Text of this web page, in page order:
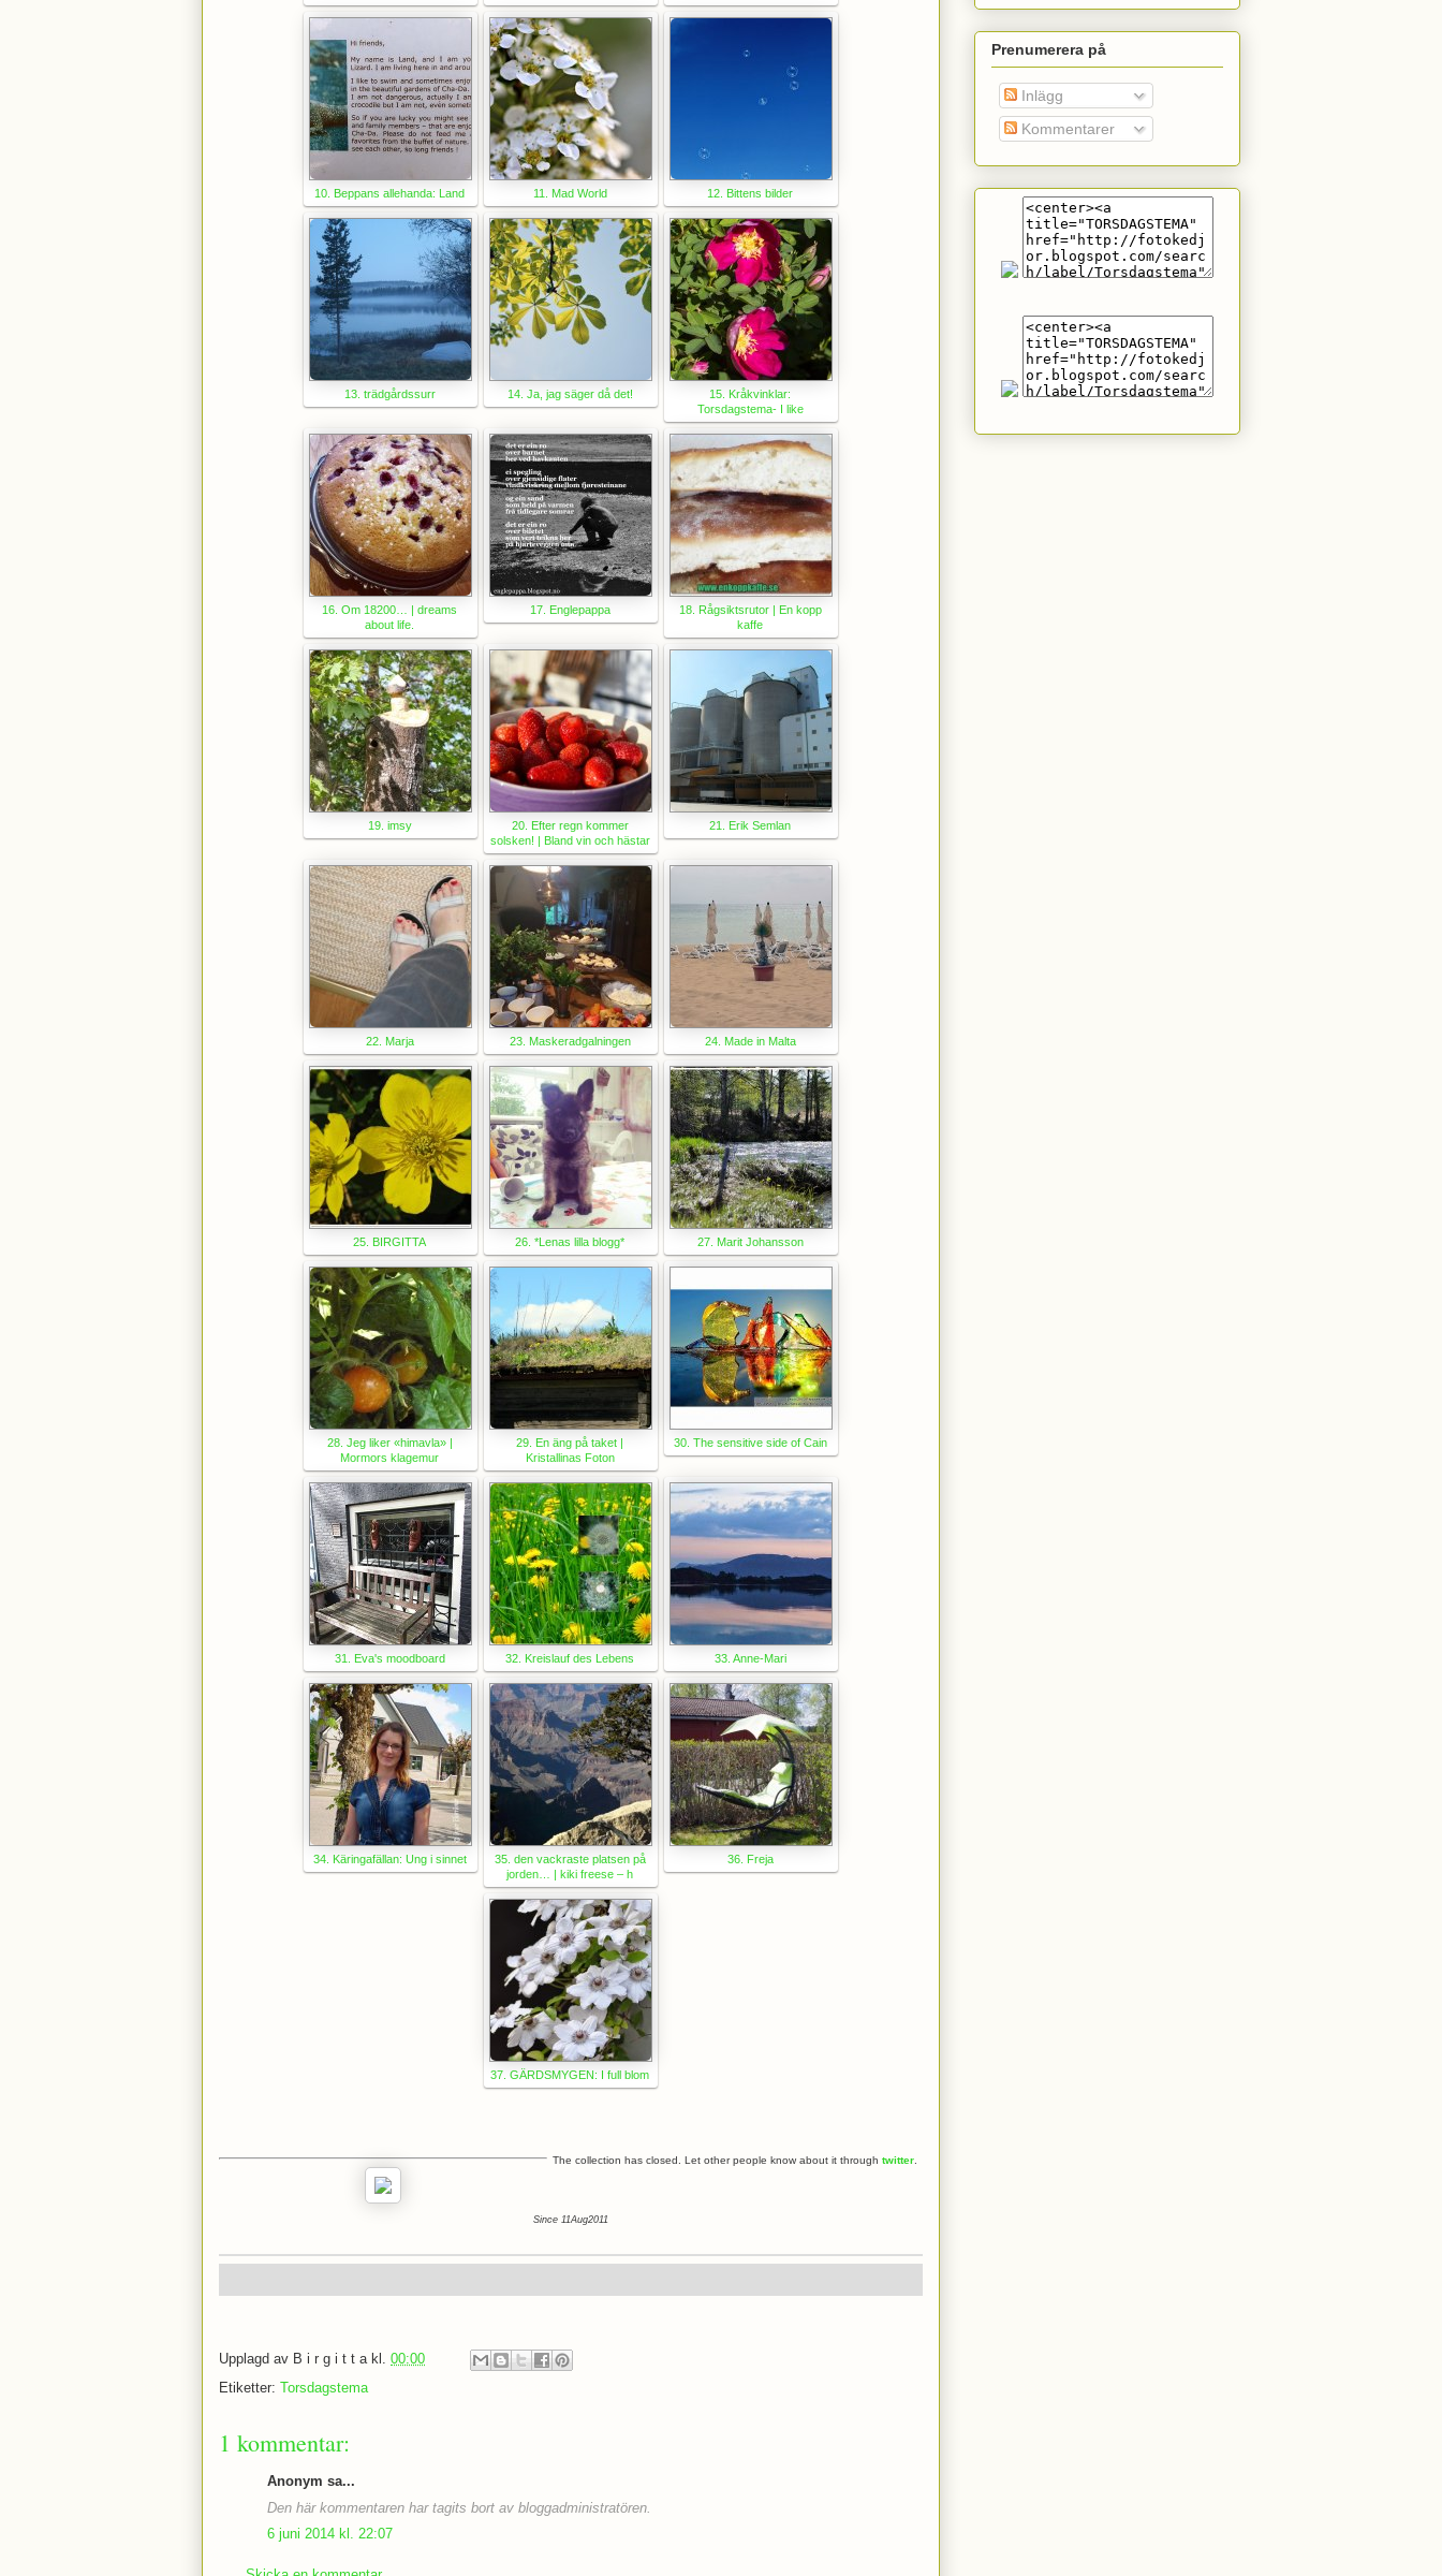
10. Beppans allehanda: Land 11. Mad World 12. Bittens bilder
13. trädgårdssurr 14. Ja, jag säger då det!
15. Kråkvinklar:
Torsdagstema- I like
16. Om 18200… | dreams
about life.
17. Englepappa
18. Rågsiktsrutor | En kopp
kaffe
19. imsy
20. Efter regn kommer
solsken! | Bland vin och hästar
21. Erik Semlan
22. Marja 23. Maskeradgalningen 24. Made in Malta
25. BIRGITTA 26. *Lenas lilla blogg* 27. Marit Johansson
28. Jeg liker «himavla» |
Mormors klagemur
29. En äng på taket |
Kristallinas Foton
30. The sensitive side of Cain
31. Eva's moodboard 32. Kreislauf des Lebens 33. Anne-Mari
34. Käringafällan: Ung i sinnet
35. den vackraste platsen på
jorden… | kiki freese – h
36. Freja
37. GÄRDSMYGEN: I full blom
The collection has closed. Let other people know about it through twitter
Since 11Aug2011
Upplagd av B i r g i t t a kl. 00:00
Etiketter: Torsdagstema
1 kommentar:
Anonym sa...
Den här kommentaren har tagits bort av bloggadministratören.
6 juni 2014 kl. 22:07
Prenumerera på
Inlägg
Kommentarer